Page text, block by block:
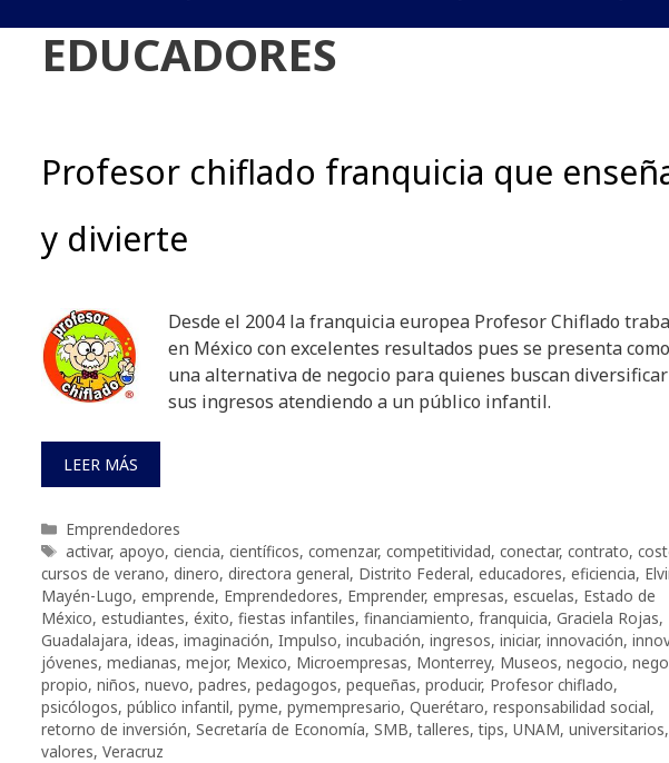
EDUCADORES
Profesor chiflado franquicia que
y divierte
Desde el 2004 la franquicia europea Profesor Chiflado
en México con excelentes resultados pues se presenta como
una alternativa de negocio para quienes buscan diversificar
sus ingresos atendiendo a un público infantil.
LEER MÁS
Categorías
Emprendedores
Etiquetas
activar, apoyo, ciencia, científicos, comenzar, competitividad, conectar, contrato,
cursos de verano, dinero, directora general, Distrito Federal, educadores, eficiencia,
Mayén-Lugo, emprende, Emprendedores, Emprender, empresas, escuelas, Estado de
México, estudiantes, éxito, fiestas infantiles, financiamiento, franquicia, Graciela Rojas,
Guadalajara, ideas, imaginación, Impulso, incubación, ingresos, iniciar, innovación,
jóvenes, medianas, mejor, Mexico, Microempresas, Monterrey, Museos, negocio,
propio, niños, nuevo, padres, pedagogos, pequeñas, producir, Profesor chiflado,
psicólogos, público infantil, pyme, pymempresario, Querétaro, responsabilidad social,
retorno de inversión, Secretaría de Economía, SMB,talleres,tips, UNAM, universitarios,
valores, Veracruz